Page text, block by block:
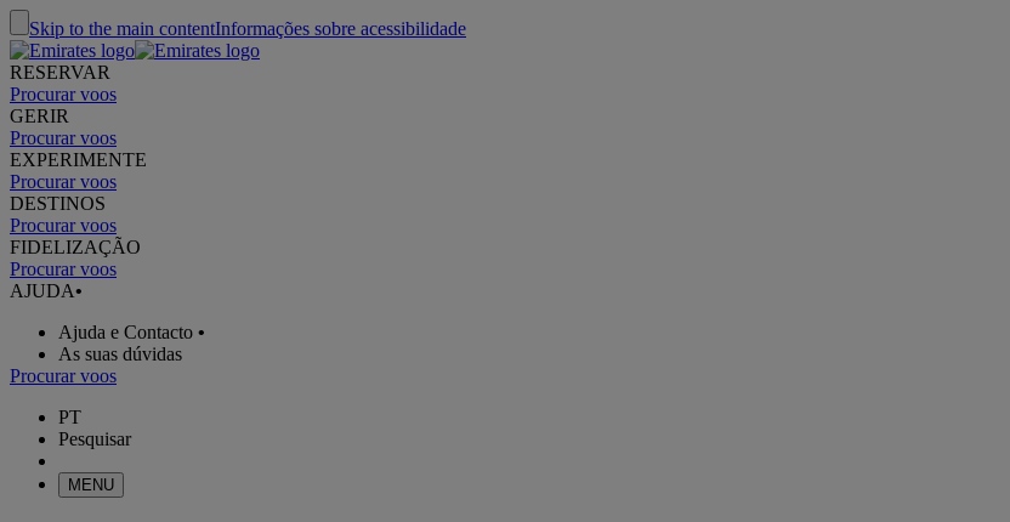
Skip to the main contentInformações sobre acessibilidade
RESERVAR
Procurar voos
GERIR
Procurar voos
EXPERIMENTE
Procurar voos
DESTINOS
Procurar voos
FIDELIZAÇÃO
Procurar voos
AJUDA•
Ajuda e Contacto •
As suas dúvidas
Procurar voos
PT
Pesquisar
MENU